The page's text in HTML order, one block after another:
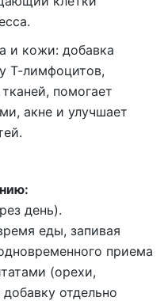
и кожи: добавка
Т-лимфоцитов,
помогает
акне и улучшает
день).
еды, запивая
приема
(орехи,
отдельно